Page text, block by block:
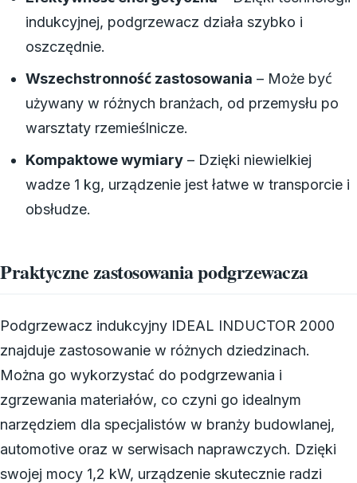
indukcyjnej, podgrzewacz działa szybko i
oszczędnie.
Wszechstronność zastosowania – Może być
używany w różnych branżach, od przemysłu po
warsztaty rzemieślnicze.
Kompaktowe wymiary– Dzięki niewielkiej
wadze 1 kg, urządzenie jest łatwe w transporcie i
obsłudze.
Praktyczne zastosowania podgrzewacza
Podgrzewacz indukcyjny IDEAL INDUCTOR 2000
znajduje zastosowanie w różnych dziedzinach.
Można go wykorzystać do podgrzewania i
zgrzewania materiałów, co czyni go idealnym
narzędziem dla specjalistów w branży budowlanej,
automotive oraz w serwisach naprawczych. Dzięki
swojej mocy 1,2 kW, urządzenie skutecznie radzi